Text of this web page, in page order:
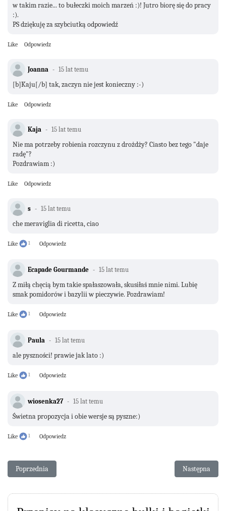
w takim razie... to bułeczki moich marzeń :)! Jutro biorę się do pracy
:).
PS dziękuję za szybciutką odpowiedź
Like Odpowiedz
Joanna 15 lat temu
[b]Kaju[/b] tak, zaczyn nie jest konieczny :-)
Like Odpowiedz
Kaja 15 lat temu
Nie ma potrzeby robienia rozczynu z drożdży? Ciasto bez tego "daje
radę"?
Pozdrawiam :)
Like Odpowiedz
s 15 lat temu
che meraviglia di ricetta, ciao
Like 1 Odpowiedz
Ecapade Gourmande 15 lat temu
Z miłą chęcią bym takie spałaszowała, skusiłaś mnie nimi. Lubię
smak pomidorów i bazylii w pieczywie. Pozdrawiam!
Like 1 Odpowiedz
Paula 15 lat temu
ale pyszności! prawie jak lato :)
Like 1 Odpowiedz
wiosenka27 15 lat temu
Świetna propozycja i obie wersje są pyszne:)
Like 1 Odpowiedz
Poprzednia strona: Bagietki na zaczynie poolish
Poprzednia Następna
Następna